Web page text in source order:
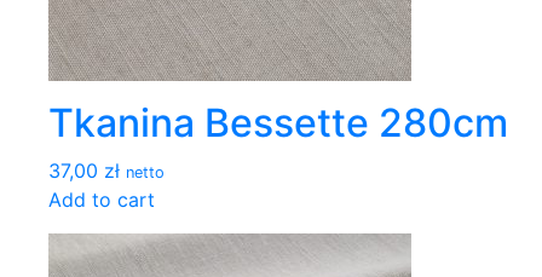
Tkanina Bessette 280cm
37,00 zł netto
Add to cart